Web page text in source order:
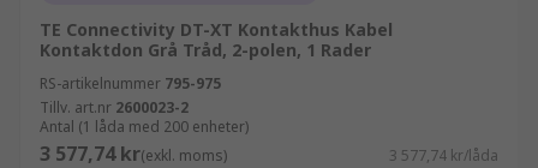
TE Connectivity DT-XT Kontakthus Kabel
Kontaktdon Grå Tråd, 2-polen, 1 Rader
RS-artikelnummer 795-975
Tillv. art.nr 2600023-2
Antal (1 låda med 200 enheter)
3 577,74 kr(exkl. moms) 3 577,74 kr/låda